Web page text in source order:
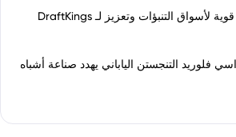
فلوريد التنجستن الياباني يهدد صناعة أشباه